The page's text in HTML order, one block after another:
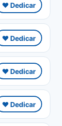
❤️ Dedicar
❤️ Dedicar
❤️ Dedicar
❤️ Dedicar